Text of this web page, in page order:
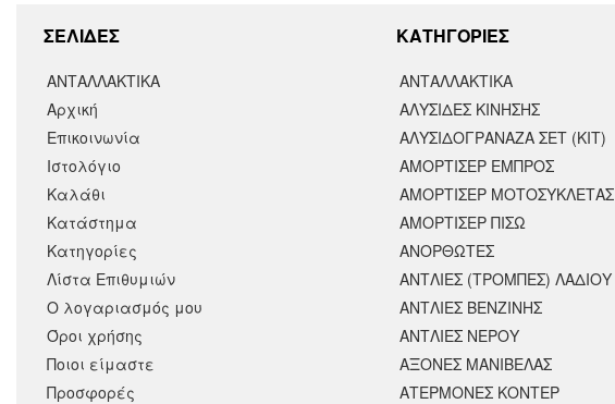
ΣΕΛΙΔΕΣ
ΑΝΤΑΛΛΑΚΤΙΚΑ
Αρχική
Επικοινωνία
Ιστολόγιο
Καλάθι
Κατάστημα
Κατηγορίες
Λίστα Επιθυμιών
Ο λογαριασμός μου
Όροι χρήσης
Ποιοι είμαστε
Προσφορές
KΑΤΗΓΟΡΙΕΣ
ΑΝΤΑΛΛΑΚΤΙΚΆ
ΑΛΥΣΙΔΕΣ ΚΙΝΗΣΗΣ
ΑΛΥΣΙΔΟΓΡΑΝΑΖΑ ΣΕΤ (ΚΙΤ)
ΑΜΟΡΤΙΣΕΡ ΕΜΠΡΟΣ
ΑΜΟΡΤΙΣΈΡ ΜΟΤΟΣΥΚΛΈΤΑΣ
ΑΜΟΡΤΙΣΕΡ ΠΙΣΩ
ΑΝΟΡΘΩΤΕΣ
ΑΝΤΛΙΕΣ (ΤΡΟΜΠΕΣ) ΛΑΔΙΟΥ
ΑΝΤΛΙΕΣ ΒΕΝΖΙΝΗΣ
ΑΝΤΛΙΕΣ ΝΕΡΟΥ
ΑΞΟΝΕΣ ΜΑΝΙΒΕΛΑΣ
ΑΤΕΡΜΟΝΕΣ ΚΟΝΤΕΡ